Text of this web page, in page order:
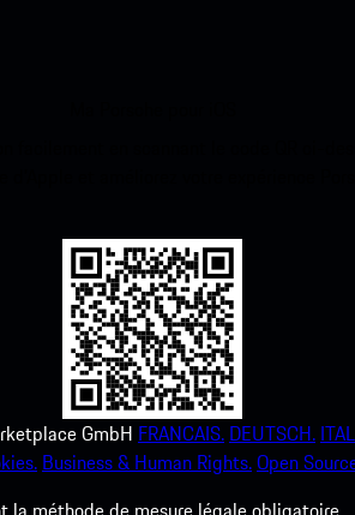
GmbH FRANCAIS. DEUTSCH.
Business & Human Rights.Open